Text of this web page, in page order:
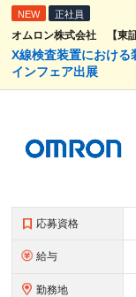
NEW 正社員
オムロン株式会社 【東証
X線検査装置におけ
インフェア出展
応募資格
給与
勤務地